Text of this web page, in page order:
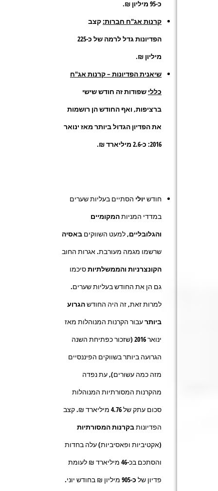
כ-95 מיליון ₪.
קרנות אג"ח חברות:קצב
הפדיונות גדל לרמה של כ-225
מיליון ₪.
שיאנית הפדיונות – קרנות אג"ח
כללי שפודות זה חודש שישי
ברציפות, ואף החודש הן רושמות
את הפדיון הגדול ביותר מאז ינואר
2016: כ-2.6 מיליארד ₪.
חודש יולי הסתיים בעליות שערים
במדדי המניותהמקומיים
והגלובליים, למעט השווקים באסיה
שרשמו מגמה מעורבת. אגרות החוב
הקונצרניות והממשלתיותסיכמו
גם הן את החודש בעליות שערים.
למרות זאת, זה היה החודשהגרוע
ביותרעבור הקרנות המנוהלות מאז
ינואר 2016 (שזכור כפתיחת השנה
הגרועה ביותר בשווקים הפיננסיים
מזה כמה עשורים), עת נפדה
מהקרנות המסורתיות המנוהלות
סכום עתק של 4.76 מיליארד ₪. קצב
הפדיונותבקרנות המסורתיות
(אקטיביות ופאסיביות) עלה בחדות
והסתכם בכ-46 מיליארד ₪ לעומת
פדיון של כ-905 מיליון ₪ בחודש יוני.